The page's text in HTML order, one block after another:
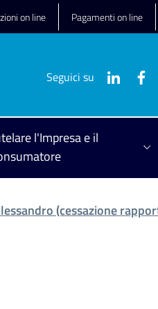
on line Pagamenti on line
Seguici su
l'Impresa e il
(cessazione